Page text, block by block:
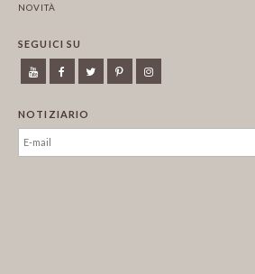
NOVITÀ
SEGUICI SU
NOTIZIARIO